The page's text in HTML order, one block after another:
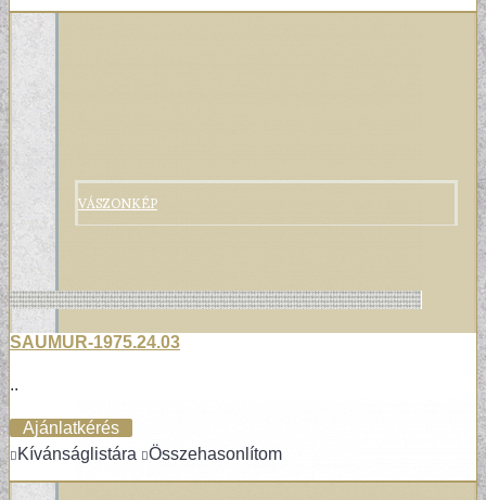
VÁSZONKÉP
SAUMUR-1975.24.03
..
Ajánlatkérés
Kívánságlistára
Összehasonlítom